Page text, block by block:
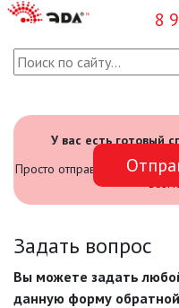
8
У вас есть готовый
Просто отправьте его нам и
Задать вопрос
Вы можете задать
данную форму